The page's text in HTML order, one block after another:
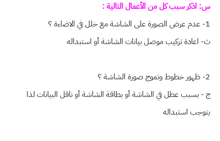
س: اذكر سبب كل من الأعمال التالية :
1- عدم عرض الصورة على الشاشة مع خلل في الاضاءة ؟
ث- اعادة تركيب موصل بيانات الشاشة أو استبداله
2- ظهور خطوط وتموج صورة الشاشة ؟
ج - بسبب عطل في الشاشة أو بطاقة الشاشة أو ناقل البيانات لذا
يتوجب استبداله